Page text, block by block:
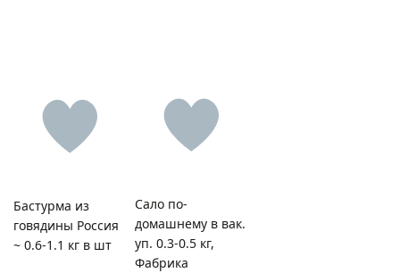
Бастурма из
говядины Россия
~ 0.6-1.1 кг в шт
Сало по-
домашнему в вак.
уп. 0.3-0.5 кг,
Фабрика